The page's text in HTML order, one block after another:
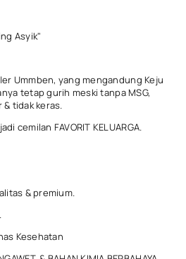
Asyik"
Ummben, yang mengandung Keju
tetap gurih meski tanpa MSG,
tidak keras.
cemilan FAVORIT KELUARGA.
& premium.
Kesehatan